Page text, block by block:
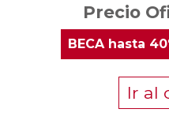
Precio
BECAhasta
Ir al